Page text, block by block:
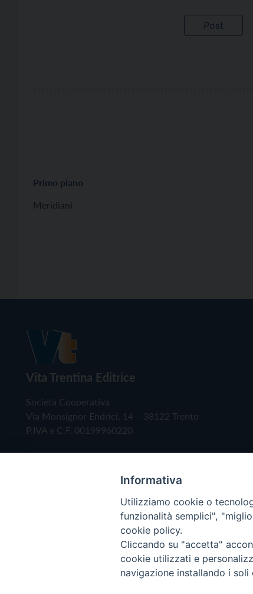
Primo piano
Meridiani
Vita Trentina Editrice
Società Cooperativa
Via Monsignor Endrici, 14 – 38122 Trento
P.IVA e C.F. 00199960220
Copyright © 2019 - Tutti i diritti riservati -
Informativa
Utilizziamo cookie o
funzionalità semplici",
cookie policy.
Cliccando su "accetta"
cookie utilizzati e
navigazione installando i